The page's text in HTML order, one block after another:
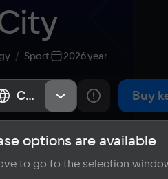
Sport 2026 year
СНГ, Россия Buy
News Requirements
ratings
СНГ, Россия
options are available
to go to the selection